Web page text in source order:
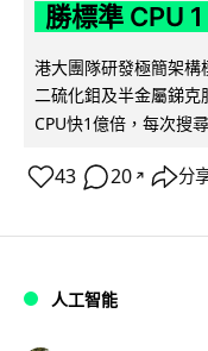
勝標準 CPU
港大團隊研發極簡架構
二硫化鉬及半金屬銻
CPU快1億倍，每次搜
43 20 ↗ 分
人工智能